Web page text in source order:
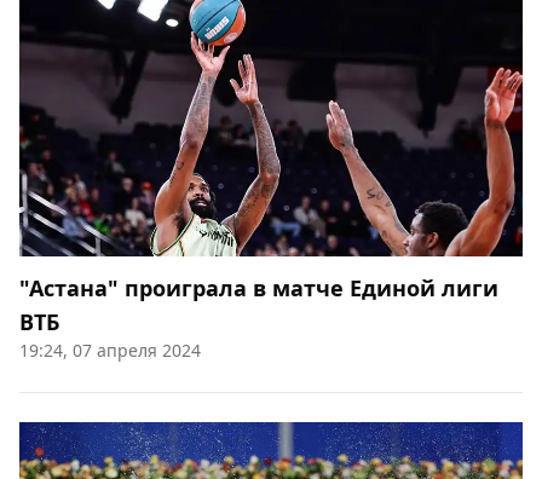
"Астана" проиграла в матче Единой лиги
ВТБ
19:24, 07 апреля 2024